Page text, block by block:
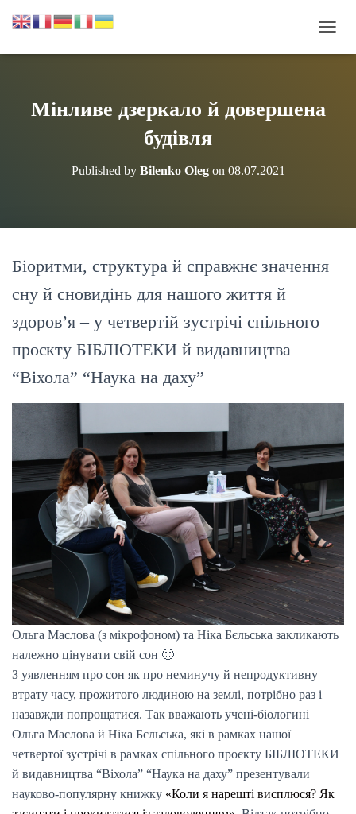
Е
А
Мінливе дзеркало й довершена
будівля
Published by Bilenko Olegon 08.07.2021
Біоритми, структура й справжнє значення
сну й сновидінь для нашого життя й
здоров’я – у четвертій зустрічі спільного
проєкту БІБЛІОТЕКИ й видавництва
“Віхола” “Наука на даху”
Ольга Маслова (з мікрофоном) та Ніка Бєльська закликають
належно цінувати свій сон 🙂
З уявленням про сон як про неминучу й непродуктивну
втрату часу, прожитого людиною на землі, потрібно раз і
назавжди попрощатися. Так вважають учені-біологині
Ольга Маслова й Ніка Бєльська, які в рамках нашої
четвертої зустрічі в рамках спільного проєкту БІБЛІОТЕКИ
й видавництва “Віхола” “Наука на даху” презентували
науково-популярну книжку «Коли я нарешті висплюся? Як